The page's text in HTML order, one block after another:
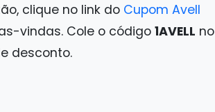
clique no link do Cupom Avell
vindas. Cole o código 1AVELL no
desconto.